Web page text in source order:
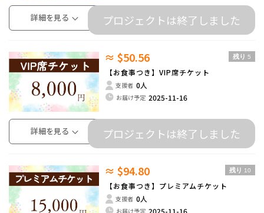
詳細を見る プロジェクトは終了しました
≈ $50.56 残り 5
【お食事つき】VIP席チケット
支援者 0人
お届け予定 2025-11-16
詳細を見る プロジェクトは終了しました
≈ $94.80 残り 10
【お食事つき】プレミアムチケット
支援者 0人
お届け予定 2025-11-16